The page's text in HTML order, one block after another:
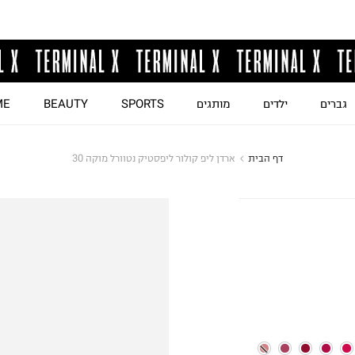
גברים ילדים מותגים SPORTS
BEAUTY
דף הבית ארדן ליפ קולור ליפסטיק נטוורל מוקה 30